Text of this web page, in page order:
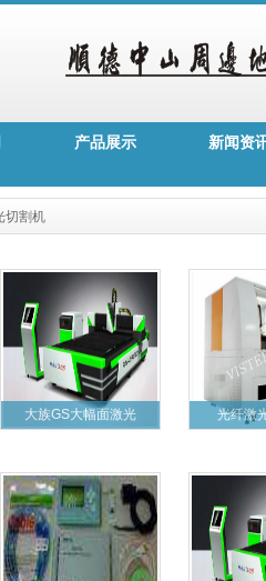
产品展示 新闻资
切割机
大族GS大幅面激光 光纤激